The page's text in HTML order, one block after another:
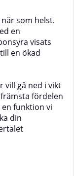
som helst.
en
visats
en ökad
vill gå ned i vikt
fördelen
funktion vi
din